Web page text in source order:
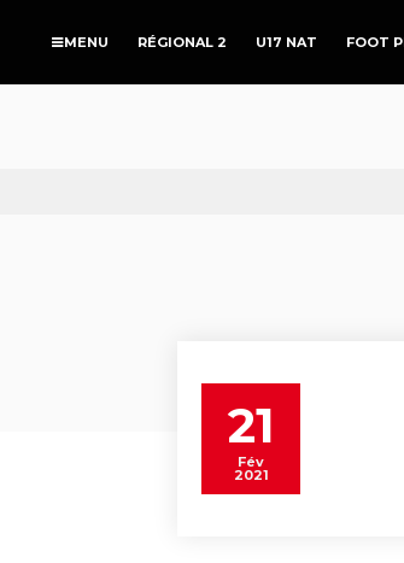
RÉGIONAL 2 U17 NAT FOOT
21
Fév
2021